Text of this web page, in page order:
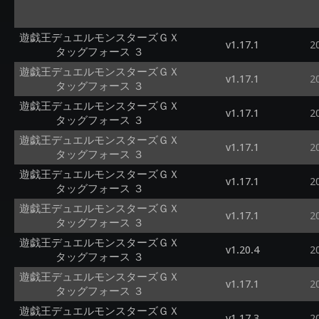
遊戯王デュエルモンスターズＧＸ
タッグフォース ３
v1.17.1
遊戯王デュエルモンスターズＧＸ
タッグフォース ３
v1.17.1
遊戯王デュエルモンスターズＧＸ
タッグフォース ３
v1.17.1
遊戯王デュエルモンスターズＧＸ
タッグフォース ３
v1.17.1
遊戯王デュエルモンスターズＧＸ
タッグフォース ３
v1.17.1
遊戯王デュエルモンスターズＧＸ
タッグフォース ３
v1.17.1
遊戯王デュエルモンスターズＧＸ
タッグフォース ３
v1.20.4
遊戯王デュエルモンスターズＧＸ
タッグフォース ３
v1.17.1
遊戯王デュエルモンスターズＧＸ